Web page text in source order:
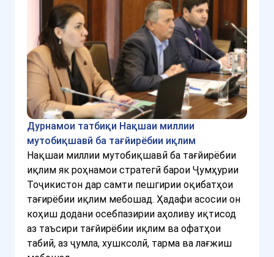
Дурнамои татбиқи Нақшаи миллии
мутобиқшавӣ ба тағйирёбии иқлим
Нақшаи миллии мутобиқшавӣ ба тағйирёбии
иқлим як роҳнамои стратегӣ барои Ҷумҳурии
Тоҷикистон дар самти пешгирии оқибатҳои
тағирёбии иқлим мебошад. Ҳадафи асосии он
коҳиш додани осебпазирии аҳоливу иқтисод
аз таъсири тағйирёбии иқлим ва офатҳои
табиӣ, аз ҷумла, хушксолӣ, тарма ва лағжиш